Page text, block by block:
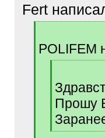
Fert
POLIFEM
]
Прошу
[